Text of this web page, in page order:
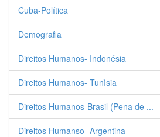
Cuba-Política
Demografia
Direitos Humanos- Indonésia
Direitos Humanos- Tunìsia
Direitos Humanos-Brasil (Pena de ...
Direitos Humanso- Argentina